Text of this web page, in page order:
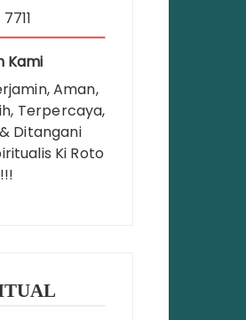
Kami
Aman,
Terpercaya,
Ditangani
Ki Roto